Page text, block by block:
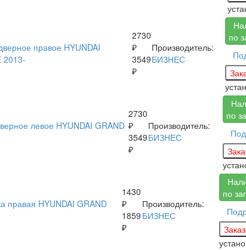
2730
₽
3549
₽
Производитель:
БИЗНЕС
по
2730
₽
3549
₽
Производитель:
БИЗНЕС
по
1430
₽
1859
₽
Производитель:
БИЗНЕС
по